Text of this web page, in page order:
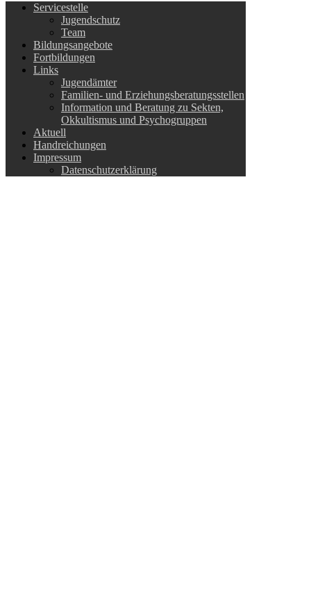
Servicestelle
Jugendschutz
Team
Bildungsangebote
Fortbildungen
Links
Jugendämter
Familien- und Erziehungsberatungsstellen
Information und Beratung zu Sekten,
Okkultismus und Psychogruppen
Aktuell
Handreichungen
Impressum
Datenschutzerklärung